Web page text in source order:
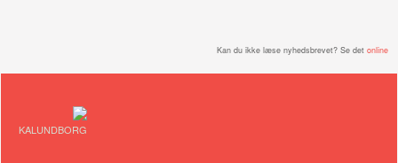
Kan du ikke læse nyhedsbrevet? Se det online
KALUNDBORG